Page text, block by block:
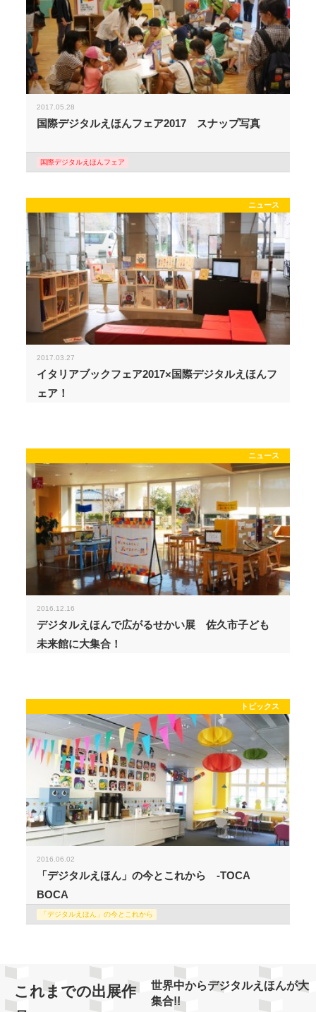
2017.05.28
国際デジタルえほんフェア2017 スナップ写真
国際デジタルえほんフェア
ニュース
2017.03.27
イタリアブックフェア2017×国際デジタルえほんフ
ェア！
ニュース
2016.12.16
デジタルえほんで広がるせかい展 佐久市子ども
未来館に大集合！
トピックス
2016.06.02
「デジタルえほん」の今とこれから -TOCA
BOCA
「デジタルえほん」の今とこれから
これまでの出展作
世界中からデジタルえほんが大
集合!!